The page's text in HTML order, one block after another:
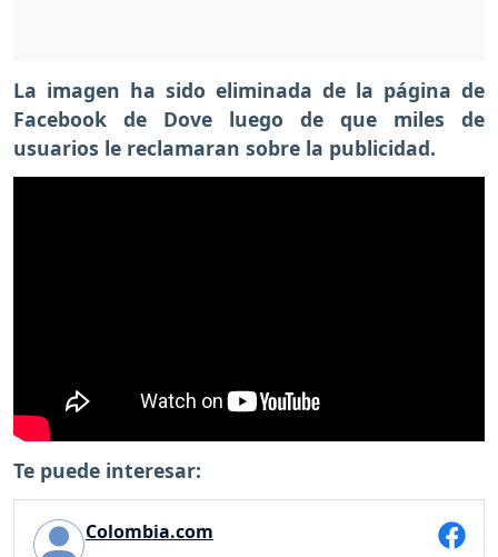
La imagen ha sido eliminada de la página de
Facebook de Dove luego de que miles de
usuarios le reclamaran sobre la publicidad.
Te puede interesar:
Colombia.com